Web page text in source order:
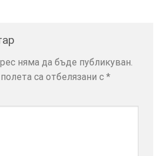
няма да бъде публикуван.
са отбелязани с *